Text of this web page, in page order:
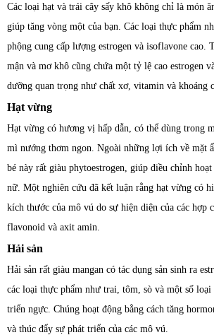
Các loại hạt và trái cây sấy khô không chỉ là món
giúp tăng vòng một của bạn. Các loại thực phẩm
phộng cung cấp lượng estrogen và isoflavone cao.
mận và mơ khô cũng chứa một tỷ lệ cao estrogen
dưỡng quan trọng như chất xơ, vitamin và khoáng
Hạt vừng
Hạt vừng có hương vị hấp dẫn, có thể dùng trong
mì nướng thơm ngon. Ngoài những lợi ích về mặt
bé này rất giàu phytoestrogen, giúp điều chỉnh hoạt
nữ. Một nghiên cứu đã kết luận rằng hạt vừng có
kích thước của mô vú do sự hiện diện của các hợp
flavonoid và axit amin.
Hải sản
Hải sản rất giàu mangan có tác dụng sản sinh ra
các loại thực phẩm như trai, tôm, sò và một số loại
triển ngực. Chúng hoạt động bằng cách tăng
và thúc đẩy sự phát triển của các mô vú.